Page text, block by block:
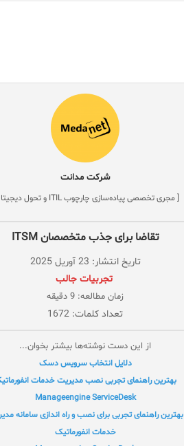
شرکت مدانت
[ مجری تخصصی پیاده‌سازی چارچوب ITIL و تحول دیجیتال ]
تقاضا برای جذب متخصصان ITSM
تاریخ انتشار: 23 آوریل 2025
‌ تجربيات جالب
زمان مطالعه: 9 دقیقه
تعداد کلمات: 1672
از این دست نوشته‌ها بیشتر بخوان...
دلایل انتخاب سرویس دسک
بهترین راهنمای تجربی نصب مدیریت خدمات
Manageengine ServiceDesk
بهترین راهنمای تجربی برای نصب و راه اندازی سامانه
خدمات انفورماتیک